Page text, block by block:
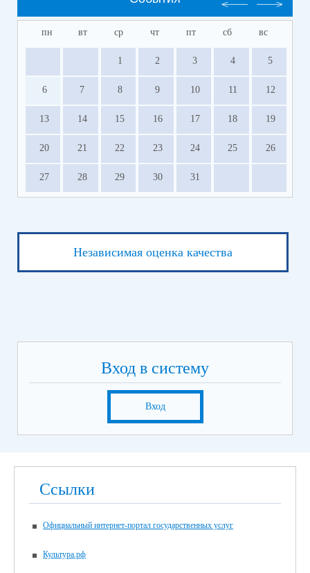
пн вт ср чт пт сб вс
1 2 3 4 5
6 7 8 9 10 11 12
13 14 15 16 17 18 19
20 21 22 23 24 25 26
27 28 29 30 31
Независимая оценка качества
Вход в систему
Вход
Ссылки
Официальный интернет-портал государственных услуг
Культура.рф